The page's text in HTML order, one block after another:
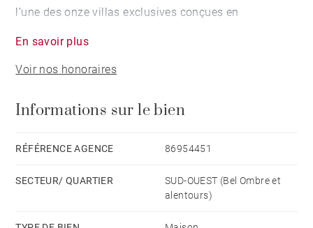
l’une des onze villas exclusives conçues en
résidences de marque haut de gamme. Nichées au
sein de l’un des domaines privés les plus prestigieux
parfaite entre design raffiné, intimité absolue et art de
Pensée pour une clientèle exigeante, cette collection
chacune dotée d’une piscine privée, de vastes
En savoir plus
Voir nos honoraires
Informations sur le bien
RÉFÉRENCE AGENCE 86954451
SECTEUR/ QUARTIER
SUD-OUEST (Bel Ombre et
alentours)